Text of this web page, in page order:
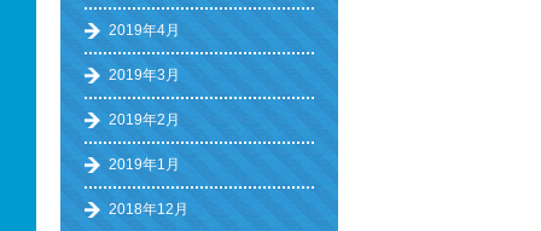
2019年4月
2019年3月
2019年2月
2019年1月
2018年12月